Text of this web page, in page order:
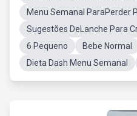
Menu Semanal ParaPerder
Sugestões DeLanche Para
6 Pequeno
Bebe Normal
Dieta Dash Menu Semanal